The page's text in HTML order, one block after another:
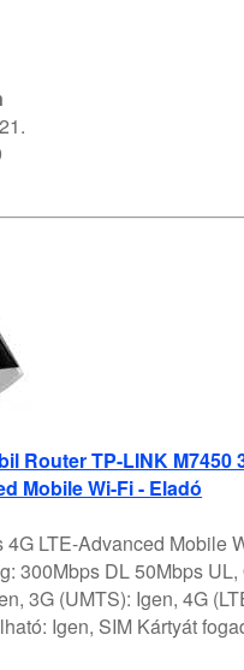
Router TP-LINK M7450
Mobile Wi-Fi - Eladó
4G LTE-Advanced Mobile
300Mbps DL 50Mbps UL,
3G (UMTS): Igen, 4G
Igen, SIM Kártyát